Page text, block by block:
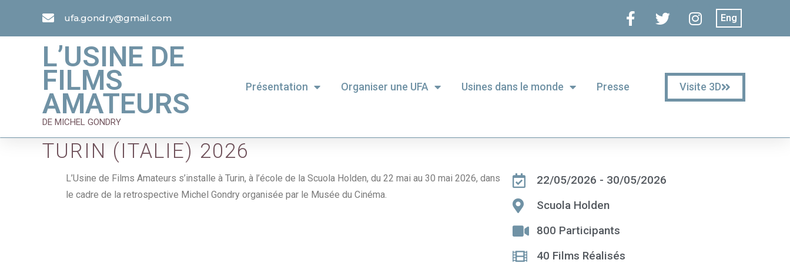
ufa.gondry@gmail.com Eng
L’USINE DE
FILMS
AMATEURS
DE MICHEL GONDRY
Présentation Organiser une UFA Usines dans le monde Presse Visite 3D
TURIN (ITALIE) 2026
L’Usine de Films Amateurs s’installe à Turin, à l’école de la Scuola Holden, du 22 mai au 30 mai 2026, dans
le cadre de la retrospective Michel Gondry organisée par le Musée du Cinéma.
22/05/2026 - 30/05/2026
Scuola Holden
800 Participants
40 Films Réalisés